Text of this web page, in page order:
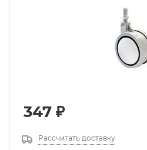
347 ₽
Рассчитать доставку